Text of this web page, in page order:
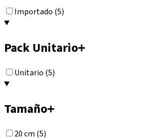
Importado (5)
Pack Unitario+
Unitario (5)
Tamaño+
20 cm (5)